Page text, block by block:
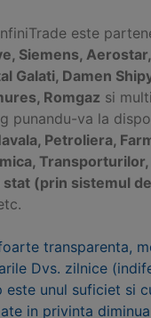
este
Siemens,
Galati, Damen
Romgaz si
punandu-va la
Petroliera,
(prin sistemul
transparenta,
Dvs. zilnice
unul suficiet si
in privinta